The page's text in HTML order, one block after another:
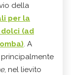
della
per la
(ad
. A
, nel lievito